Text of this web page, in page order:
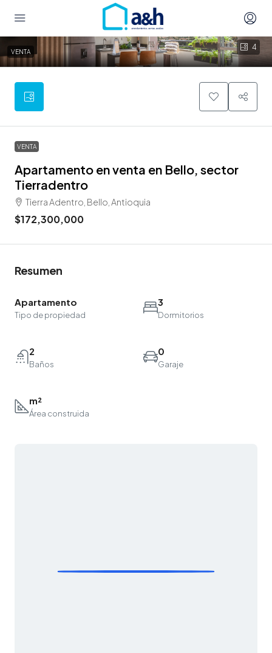
4
VENTA
VENTA
Apartamento en venta en Bello, sector
Tierradentro
Tierra Adentro, Bello, Antioquia
$172,300,000
Resumen
Apartamento
Tipo de propiedad
3
Dormitorios
2
Baños
0
Garaje
m²
Área construida